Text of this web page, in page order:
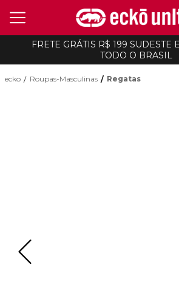
FRETE GRÁTIS R$ 199 SUDESTE
TODO O BRASIL
ecko Roupas-Masculinas Regatas